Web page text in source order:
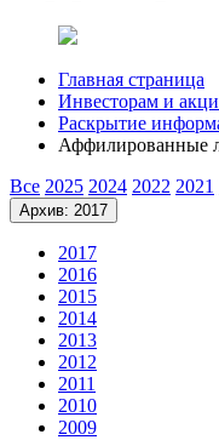
Главная страница
Инвесторам и
Раскрытие
Аффилированные
Все 2025 2024 2022 2021
Архив: 2017
2017
2016
2015
2014
2013
2012
2011
2010
2009